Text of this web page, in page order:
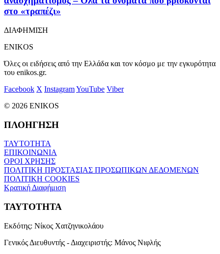
στο «τραπέζι»
ΔΙΑΦΗΜΙΣΗ
ENIKOS
Όλες οι ειδήσεις από την Ελλάδα και τον κόσμο με την εγκυρότητα
του enikos.gr.
Facebook X InstagramYouTube Viber
© 2026 ENIKOS
ΠΛΟΗΓΗΣΗ
ΤΑΥΤΟΤΗΤΑ
ΕΠΙΚΟΙΝΩΝΙΑ
ΟΡΟΙ ΧΡΗΣΗΣ
ΠΟΛΙΤΙΚΗ ΠΡΟΣΤΑΣΙΑΣ ΠΡΟΣΩΠΙΚΩΝ ΔΕΔΟΜΕΝΩΝ
ΠΟΛΙΤΙΚΗ COOKIES
Κρατική Διαφήμιση
ΤΑΥΤΟΤΗΤΑ
Εκδότης: Νίκος Χατζηνικολάου
Γενικός Διευθυντής - Διαχειριστής: Μάνος Νιφλής